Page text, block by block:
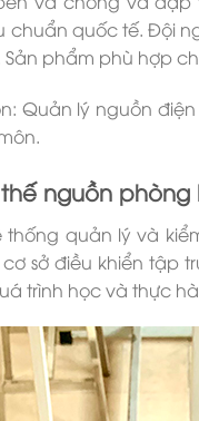
quốc tế. Đội
phẩm phù hợp
Quản lý nguồn
nguồn
quản lý và
sở điều khiển tập
trình học và thực